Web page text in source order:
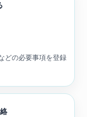
どの必要事項を登録